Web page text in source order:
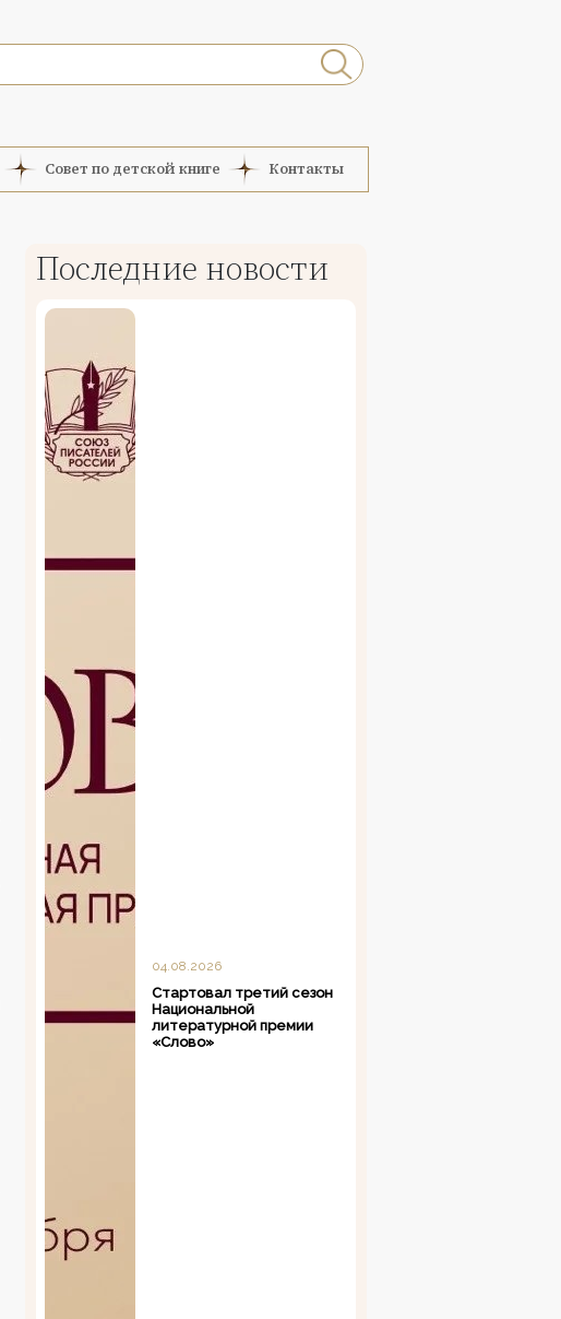
Совет по детской книге Контакты
Последние новости
04.08.2026
Стартовал третий сезон
Национальной
литературной премии
«Слово»